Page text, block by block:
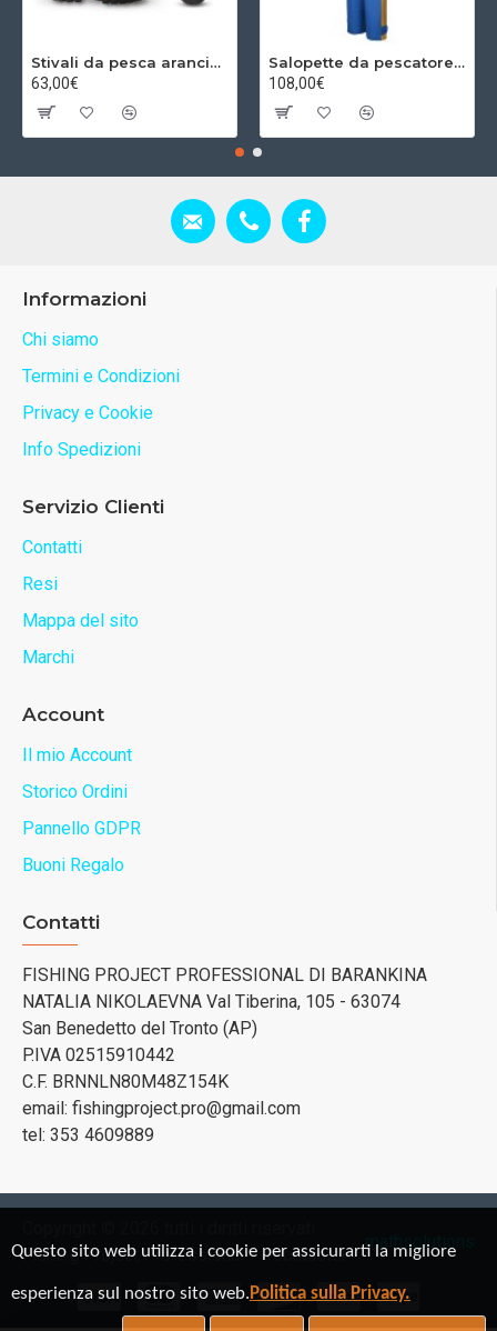
Stivali da pesca arancioni
63,00€
Salopette da pescatore giallo/blu
108,00€
Informazioni
Chi siamo
Termini e Condizioni
Privacy e Cookie
Info Spedizioni
Servizio Clienti
Contatti
Resi
Mappa del sito
Marchi
Account
Il mio Account
Storico Ordini
Pannello GDPR
Buoni Regalo
Contatti
FISHING PROJECT PROFESSIONAL DI BARANKINA
NATALIA NIKOLAEVNA Val Tiberina, 105 - 63074
San Benedetto del Tronto (AP)
P.IVA 02515910442
C.F. BRNNLN80M48Z154K
email: fishingproject.pro@gmail.com
tel: 353 4609889
Fishing Project Professional - webmaster:
mathsolutions
Questo sito web utilizza i cookie per assicurarti la migliore
esperienza sul nostro sito web. Politica sulla Privacy.